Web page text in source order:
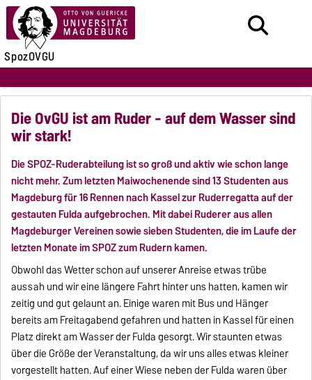
SpozOVGU
Die OvGU ist am Ruder - auf dem Wasser sind
wir stark!
Die SPOZ-Ruderabteilung ist so groß und aktiv wie schon lange
nicht mehr. Zum letzten Maiwochenende sind 13 Studenten aus
Magdeburg für 16 Rennen nach Kassel zur Ruderregatta auf der
gestauten Fulda aufgebrochen. Mit dabei Ruderer aus allen
Magdeburger Vereinen sowie sieben Studenten, die im Laufe der
letzten Monate im SPOZ zum Rudern kamen.
Obwohl das Wetter schon auf unserer Anreise etwas trübe
aussah und wir eine längere Fahrt hinter uns hatten, kamen wir
zeitig und gut gelaunt an. Einige waren mit Bus und Hänger
bereits am Freitagabend gefahren und hatten in Kassel für einen
Platz direkt am Wasser der Fulda gesorgt. Wir staunten etwas
über die Größe der Veranstaltung, da wir uns alles etwas kleiner
vorgestellt hatten. Auf einer Wiese neben der Fulda waren über